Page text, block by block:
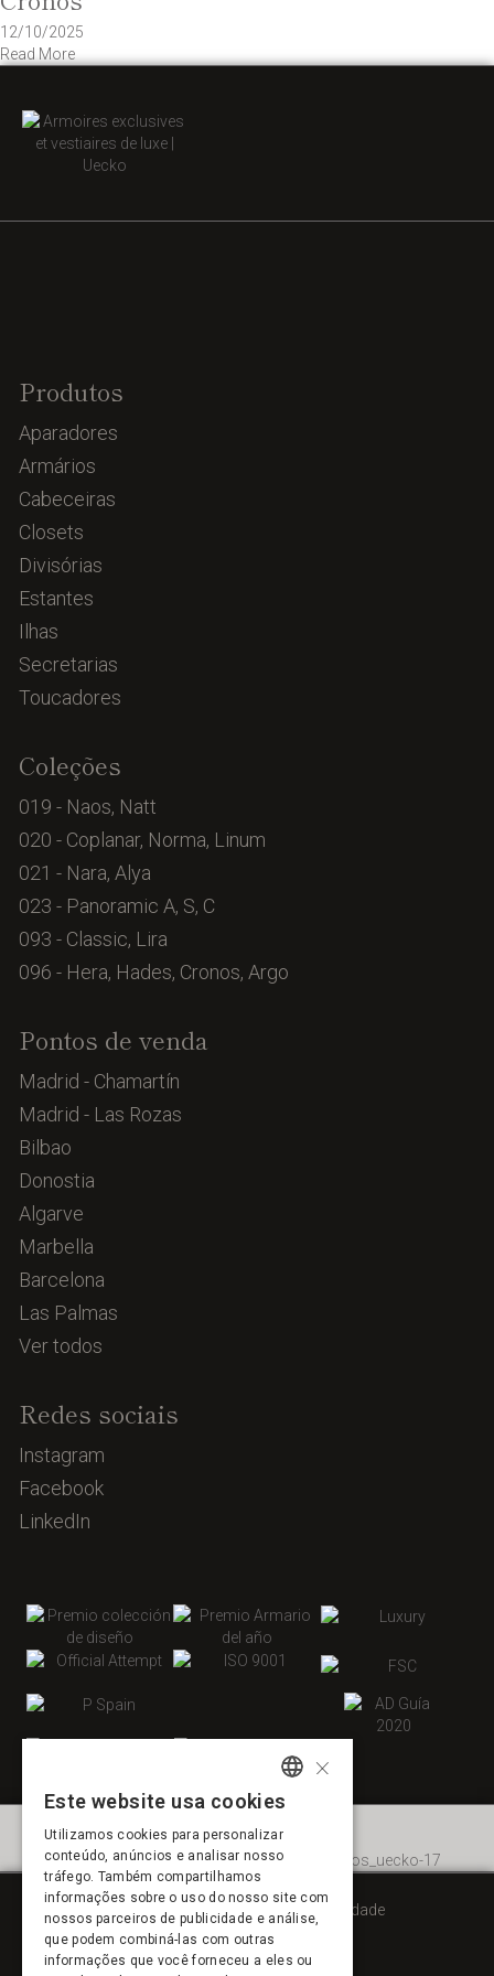
12/10/2025
Read More
Produtos
Aparadores
Armários
Cabeceiras
Closets
Divisórias
Estantes
Ilhas
Secretarias
Toucadores
Coleções
019 - Naos, Natt
020 - Coplanar, Norma, Linum
021 - Nara, Alya
023 - Panoramic A, S, C
093 - Classic, Lira
096 - Hera, Hades, Cronos, Argo
Pontos de venda
Madrid - Chamartín
Madrid - Las Rozas
Bilbao
Donostia
Algarve
Marbella
Barcelona
Las Palmas
Ver todos
Redes sociais
Instagram
Facebook
LinkedIn
Aviso legal
Política de privacidade
Política de cookies
SPANISH
ENGLISH
FRENCH
PORTUGUESE
×
Este website usa cookies
Utilizamos cookies para personalizar
conteúdo, anúncios e analisar nosso
tráfego. Também compartilhamos
informações sobre o uso do nosso site com
nossos parceiros de publicidade e análise,
que podem combiná-las com outras
informações que você forneceu a eles ou